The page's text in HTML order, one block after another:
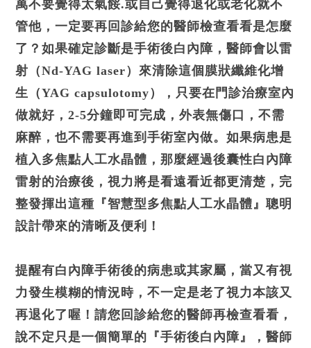
萬不要覺得太氣餒.或自己覺得退化或老化就不
管他，一定要再回診給您的醫師檢查看看是怎麼
了？如果確定診斷是手術後白內障，醫師會以雷
射（Nd-YAG laser）來清除這個膜狀纖維化增
生（YAG capsulotomy），只要在門診治療室內
做就好，2-5分鐘即可完成，外表無傷口，不需
麻醉，也不需要再進到手術室內做。如果病患是
植入多焦點人工水晶體，那麼經過後囊性白內障
雷射的治療後，視力將是看遠看近都更清楚，完
整發揮出這種『智慧型多焦點人工水晶體』聰明
設計帶來的清晰及便利！
提醒有白內障手術後的病患或其家屬，當又有視
力發生模糊的情況時，不一定是老了視力本該又
再退化了喔！請您回診給您的醫師再檢查看看，
說不定只是一個簡單的『手術後白內障』，醫師